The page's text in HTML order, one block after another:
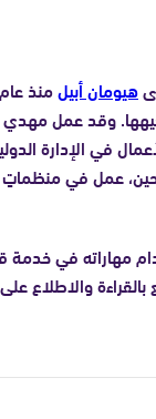
هيومان أبيلمنذ عام
وقد عمل
في الإدارة
عمل في
مهاراته في
والاطلاع على